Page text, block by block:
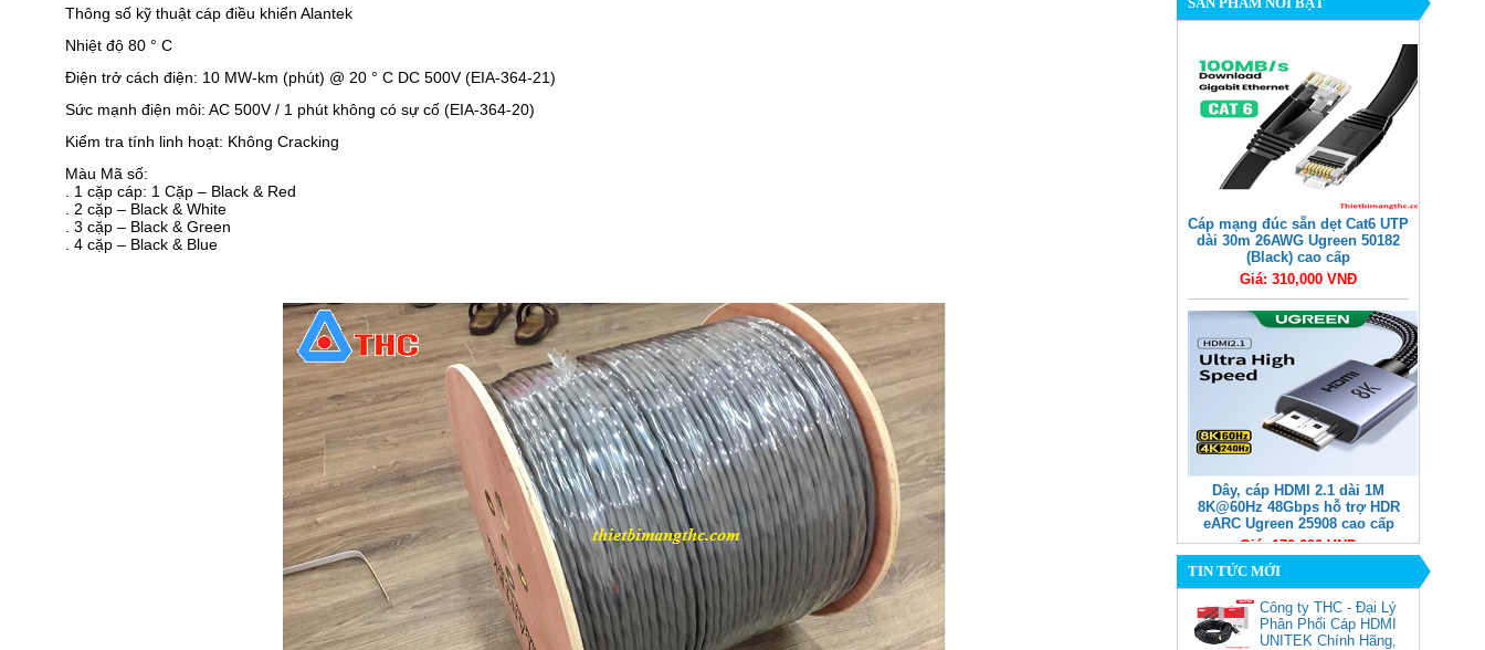
Thông số kỹ thuật cáp điều khiển Alantek
Nhiệt độ 80 ° C
Điện trở cách điện: 10 MW-km (phút) @ 20 ° C DC 500V (EIA-364-21)
Sức mạnh điện môi: AC 500V / 1 phút không có sự cố (EIA-364-20)
Kiểm tra tính linh hoạt: Không Cracking
Màu Mã số:
. 1 cặp cáp: 1 Cặp – Black & Red
. 2 cặp – Black & White
. 3 cặp – Black & Green
. 4 cặp – Black & Blue
Cáp mạng đúc sẵn dẹt Cat6 UTP
dài 30m 26AWG Ugreen 50182
(Black) cao cấp
Giá: 310,000 VNĐ
Dây, cáp HDMI 2.1 dài 1M
8K@60Hz 48Gbps hỗ trợ HDR
eARC Ugreen 25908 cao cấp
Giá: 170,000 VNĐ
TIN TỨC MỚI
Công ty THC - Đại Lý
Phân Phối Cáp HDMI
UNITEK Chính Hãng,